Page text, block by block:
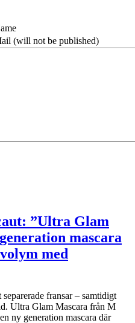
(will not be published)
”Ultra Glam
mascara
med
fransar – samtidigt
Ultra Glam Mascara från M
ny generation mascara där